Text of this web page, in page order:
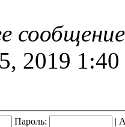
сообщение
2019 1:40
Пароль: |